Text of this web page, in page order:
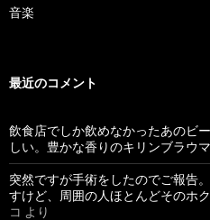
音楽
最近のコメント
飲食店でしか飲めなかったあのビ
しい。豊かな香りのキリンブラウ
突然ですが手術をしたのでご報告
すけど、周囲の人ほとんどそのホ
コ より